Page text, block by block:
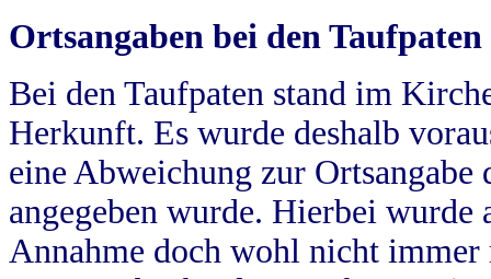
Ortsangaben bei den Taufpaten
Bei den Taufpaten stand im
Herkunft. Es wurde deshalb
eine Abweichung zur
angegeben wurde. Hierbei wurde
Annahme doch wohl nicht